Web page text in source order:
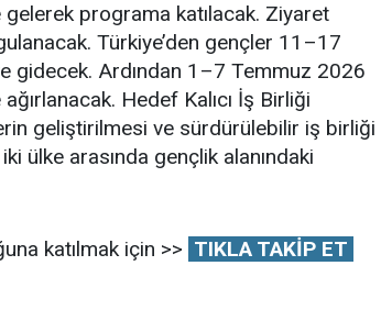
gelerek programa katılacak. Ziyaret
Türkiye’den gençler 11–17
gidecek. Ardından 1–7 Temmuz 2026
Hedef Kalıcı İş Birliği
geliştirilmesi ve sürdürülebilir iş birliği
iki ülke arasında gençlik alanındaki
katılmak için >> TIKLA TAKİP ET